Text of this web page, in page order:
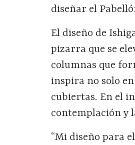
diseñar el
El diseño de
pizarra que se
columnas que
inspira no solo
cubiertas. En el
contemplación y
“Mi diseño para